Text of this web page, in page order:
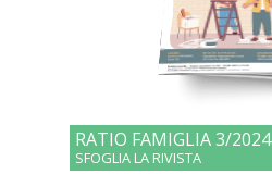
RATIO FAMIGLIA 3/2024
SFOGLIA LA RIVISTA